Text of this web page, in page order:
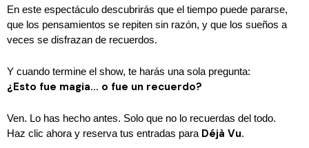
En este espectáculo descubrirás que el tiempo puede pararse,
que los pensamientos se repiten sin razón, y que los sueños a
veces se disfrazan de recuerdos.
Y cuando termine el show, te harás una sola pregunta:
¿Esto fue magia… o fue un recuerdo?
Ven. Lo has hecho antes. Solo que no lo recuerdas del todo.
Haz clic ahora y reserva tus entradas para Déjà Vu.